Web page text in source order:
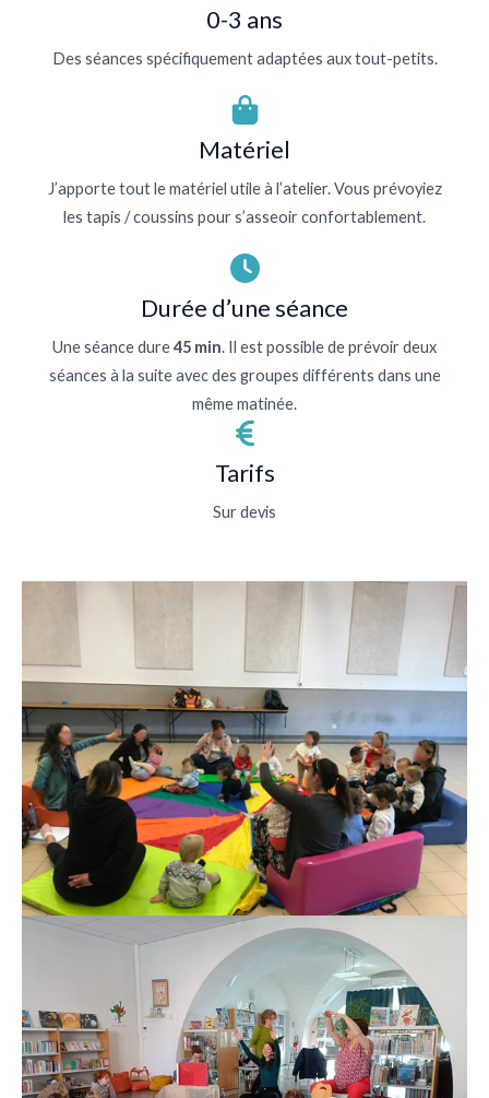
0-3 ans
Des séances spécifiquement adaptées aux tout-petits.
Matériel
J’apporte tout le matériel utile à l’atelier. Vous prévoyiez
les tapis / coussins pour s’asseoir confortablement.
Durée d’une séance
Une séance dure45 min. Il est possible de prévoir deux
séances à la suite avec des groupes différents dans une
même matinée.
Tarifs
Sur devis